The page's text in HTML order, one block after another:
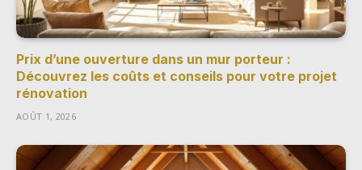
Prix d’une ouverture dans un mur porteur :
Découvrez les coûts et conseils pour votre projet
rénovation
AOÛT 1, 2026